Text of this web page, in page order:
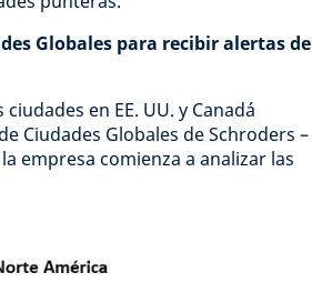
Globales para recibir alertas de
en EE. UU. y Canadá
Ciudades Globales de Schroders –
empresa comienza a analizar las